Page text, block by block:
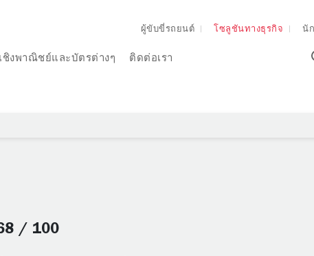
ผู้ขับขี่รถยนต์ โซลูชันทางธุรกิจ นั
ชิงพาณิชย์และบัตรต่างๆ ติดต่อเรา
/ 100